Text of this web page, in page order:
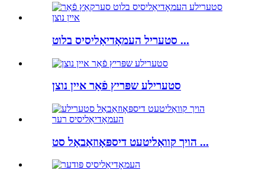
סטעריל העמאָדיאַליסיס בלוט ...
סטערילע שפּריץ פֿאַר איין נוצן
הויך קוואַליטעט דיספּאָוזאַבאַל סט ...